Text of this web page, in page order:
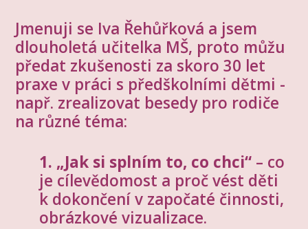
Jmenuji se Iva Řehůřková a jsem
dlouholetá učitelka MŠ, proto můžu
předat zkušenosti za skoro 30 let
praxe v práci s předškolními dětmi -
např. zrealizovat besedy pro rodiče
na různé téma:
1. „Jak si splním to, co chci“ – co
je cílevědomost a proč vést děti
k dokončení v započaté činnosti,
obrázkové vizualizace.